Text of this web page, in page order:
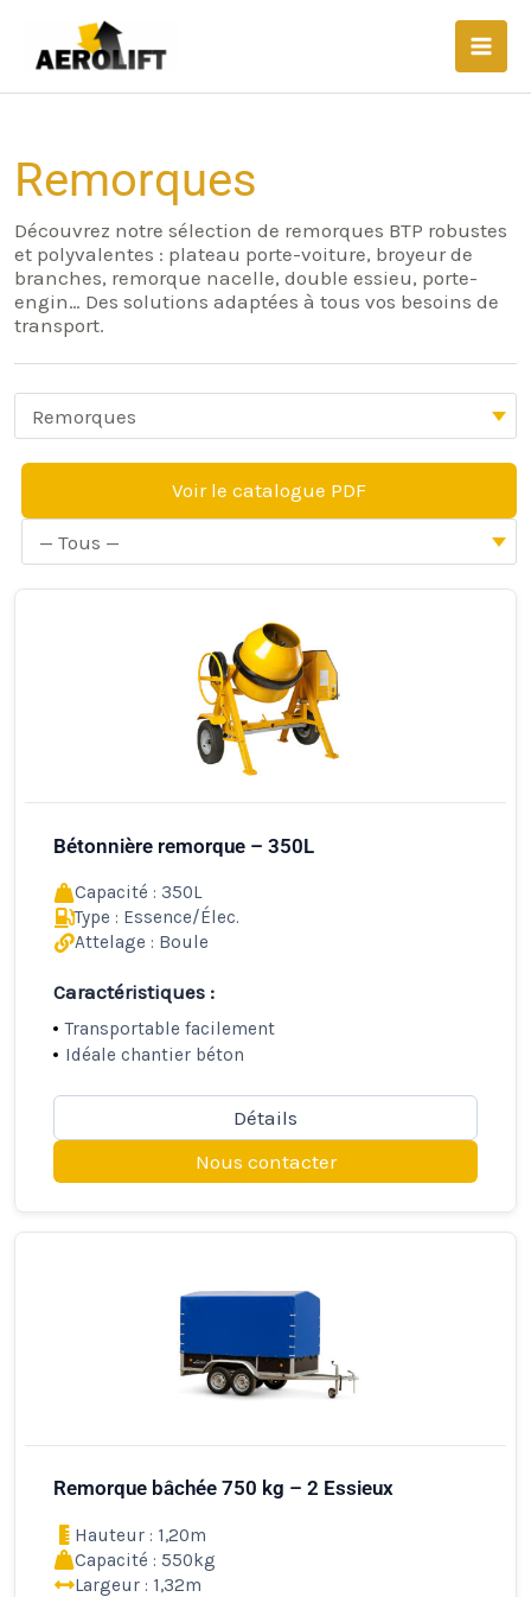
contenu
Main
Remorques
Découvrez notre sélection de remorques BTP robustes
et polyvalentes : plateau porte-voiture, broyeur de
branches, remorque nacelle, double essieu, porte-
engin… Des solutions adaptées à tous vos besoins de
transport.
Voir le catalogue PDF
par
Bétonnière remorque – 350L
Capacité : 350L
Type : Essence/Élec.
Attelage : Boule
Caractéristiques :
Transportable facilement
Idéale chantier béton
Détails
Nous contacter
Remorque bâchée 750 kg – 2 Essieux
Hauteur : 1,20m
Capacité : 550kg
Largeur : 1,32m